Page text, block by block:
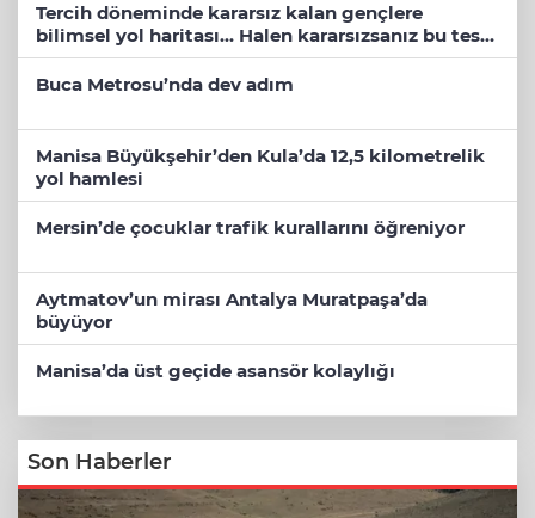
Tercih döneminde kararsız kalan gençlere
bilimsel yol haritası... Halen kararsızsanız bu testi
çözün!
Buca Metrosu’nda dev adım
Manisa Büyükşehir’den Kula’da 12,5 kilometrelik
yol hamlesi
Mersin’de çocuklar trafik kurallarını öğreniyor
Aytmatov’un mirası Antalya Muratpaşa’da
büyüyor
Manisa’da üst geçide asansör kolaylığı
Son Haberler